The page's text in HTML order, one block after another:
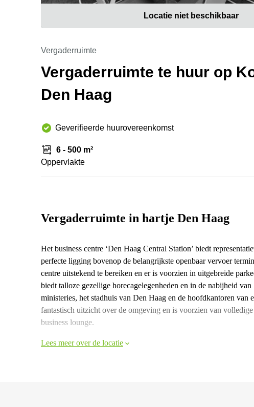
Locatie niet beschikbaar
Vergaderruimte
Vergaderruimte te huur op
Den Haag
Geverifieerde huurovereenkomst
6 - 500 m²
Oppervlakte
Vergaderruimte in hartje Den Haag
Het business centre ‘Den Haag Central Station’ biedt
perfecte ligging bovenop de belangrijkste openbaar vervoer
centre uitstekend te bereiken en er is voorzien in uitgebreide
biedt talloze gezellige horecagelegenheden en in de nabijheid
ministeries, het stadhuis van Den Haag en de hoofdkantoren
fantastisch uitzicht over de omgeving en is voorzien van
business lounge.
Lees meer over de locatie